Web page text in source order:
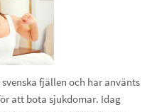
fjällen och har använts
att bota sjukdomar. Idag